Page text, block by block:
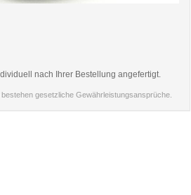
nach Ihrer Bestellung angefertigt.
gesetzliche Gewährleistungsansprüche.